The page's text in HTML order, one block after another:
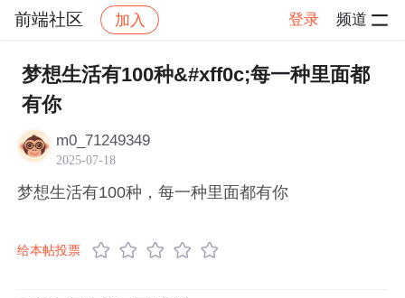
前端社区 加入 登录 频道
社区 前端社区 感慨 帖子详情
梦想生活有100种&#xff0c;每一种里面都
有你
m0_71249349
2025-07-18
梦想生活有100种，每一种里面都有你
给本帖投票